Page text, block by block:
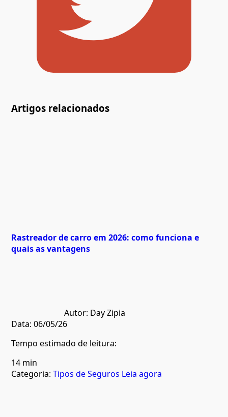
Artigos relacionados
Rastreador de carro em 2026: como funciona e
quais as vantagens
Autor: Day Zipia
Data:06/05/26
Tempo estimado de leitura:
14 min
Categoria:Tipos de Seguros Leia agora